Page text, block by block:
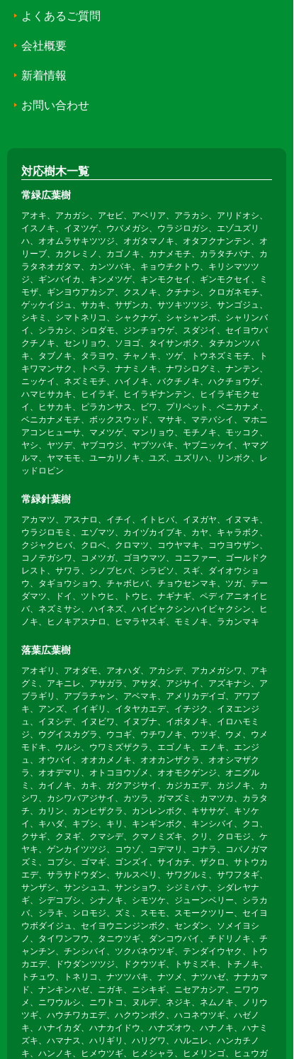
よくあるご質問
会社概要
新着情報
お問い合わせ
対応樹木一覧
常緑広葉樹
アオキ、アカガシ、アセビ、アベリア、アラカシ、アリドオシ、
イスノキ、イヌツゲ、ウバメガシ、ウラジロガシ、エゾユズリ
ハ、オオムラサキツツジ、オガタマノキ、オタフクナンテン、オ
リーブ、カクレミノ、カゴノキ、カナメモチ、カラタチバナ、カ
ラタネオガタマ、カンツバキ、キョウチクトウ、キリシマツツ
ジ、ギンバイカ、キンメツゲ、キンモクセイ、ギンモクセイ、ミ
モザ、ギンヨウアカシア、クスノキ、クチナシ、クロガネモチ、
ゲッケイジュ、サカキ、サザンカ、サツキツツジ、サンゴジュ、
シキミ、シマトネリコ、シャクナゲ、シャシャンポ、シャリンバ
イ、シラカシ、シロダモ、ジンチョウゲ、スダジイ、セイヨウバ
クチノキ、センリョウ、ソヨゴ、タイサンボク、タチカンツバ
キ、タブノキ、タラヨウ、チャノキ、ツゲ、トウネズミモチ、ト
キワマンサク、トベラ、ナナミノキ、ナワシログミ、ナンテン、
ニッケイ、ネズミモチ、ハイノキ、バクチノキ、ハクチョウゲ、
ハマヒサカキ、ヒイラギ、ヒイラギナンテン、ヒイラギモクセ
イ、ヒサカキ、ピラカンサス、ビワ、プリペット、ベニカナメ、
ベニカナメモチ、ボックスウッド、マサキ、マテバシイ、マホニ
アコンヒューサ、マメツゲ、マンリョウ、モチノキ、モッコク、
ヤシ、ヤツデ、ヤブコウジ、ヤブツバキ、ヤブニッケイ、ヤマグ
ルマ、ヤマモモ、ユーカリノキ、ユズ、ユズリハ、リンボク、レ
ッドロビン
常緑針葉樹
アカマツ、アスナロ、イチイ、イトヒバ、イヌガヤ、イヌマキ、
ウラジロモミ、エゾマツ、カイヅカイブキ、カヤ、キャラボク、
クジャクヒバ、クロベ、クロマツ、コウヤマキ、コウヨウザン、
コノテガシワ、コメツガ、ゴヨウマツ、コニファー、ゴールドク
レスト、サワラ、シノブヒバ、シラビソ、スギ、ダイオウショ
ウ、タギョウショウ、チャボヒバ、チョウセンマキ、ツガ、テー
ダマツ、ドイ、ツトウヒ、トウヒ、ナギナギ、ペディアニオイヒ
バ、ネズミサシ、ハイネズ、ハイビャクシンハイビャクシン、ヒ
ノキ、ヒノキアスナロ、ヒマラヤスギ、モミノキ、ラカンマキ
落葉広葉樹
アオギリ、アオダモ、アオハダ、アカシデ、アカメガシワ、アキ
グミ、アキニレ、アサガラ、アサダ、アジサイ、アズキナシ、ア
ブラギリ、アブラチャン、アベマキ、アメリカデイゴ、アワブ
キ、アンズ、イイギリ、イタヤカエデ、イチジク、イヌエンジ
ュ、イヌシデ、イヌビワ、イヌブナ、イボタノキ、イロハモミ
ジ、ウグイスカグラ、ウコギ、ウチワノキ、ウツギ、ウメ、ウメ
モドキ、ウルシ、ウワミズザクラ、エゴノキ、エノキ、エンジ
ュ、オウバイ、オオカメノキ、オオカンザクラ、オオシマザク
ラ、オオデマリ、オトコヨウゾメ、オオモクゲンジ、オニグル
ミ、カイノキ、カキ、ガクアジサイ、カジカエデ、カジノキ、カ
シワ、カシワバアジサイ、カツラ、ガマズミ、カマツカ、カラタ
チ、カリン、カンヒザクラ、カンレンボク、キササゲ、キソケ
イ、キハダ、キブシ、キリ、キンギンボク、キンシバイ、クコ、
クサギ、クヌギ、クマシデ、クマノミズキ、クリ、クロモジ、ケ
ヤキ、ゲンカイツツジ、コウゾ、コデマリ、コナラ、コバノガマ
ズミ、コブシ、ゴマギ、ゴンズイ、サイカチ、ザクロ、サトウカ
エデ、サラサドウダン、サルスベリ、サワグルミ、サワフタギ、
サンザシ、サンシュユ、サンショウ、シジミバナ、シダレヤナ
ギ、シデコブシ、シナノキ、シモツケ、ジューンベリー、シラカ
バ、シラキ、シロモジ、ズミ、スモモ、スモークツリー、セイヨ
ウボダイジュ、セイヨウニンジンボク、センダン、ソメイヨシ
ノ、タイワンフウ、タニウツギ、ダンコウバイ、チドリノキ、チ
ャンチン、チンシバイ、ツクバネウツギ、テンダイウヤク、トウ
カエデ、ドウダンツツジ、ドクウツギ、トサミズキ、トチノキ、
トチュウ、トネリコ、ナツツバキ、ナツメ、ナツハゼ、ナナカマ
ド、ナンキンハゼ、ニガキ、ニシキギ、ニセアカシア、ニワウ
メ、ニワウルシ、ニワトコ、ヌルデ、ネジキ、ネムノキ、ノリウ
ツギ、ハウチワカエデ、ハクウンボク、ハコネウツギ、ハゼノ
キ、ハナイカダ、ハナカイドウ、ハナズオウ、ハナノキ、ハナミ
ズキ、ハマナス、ハリギリ、ハリグワ、ハルニレ、ハンカチノ
キ、ハンノキ、ヒメウツギ、ヒメシャラ、ヒメリンゴ、ヒュウガ